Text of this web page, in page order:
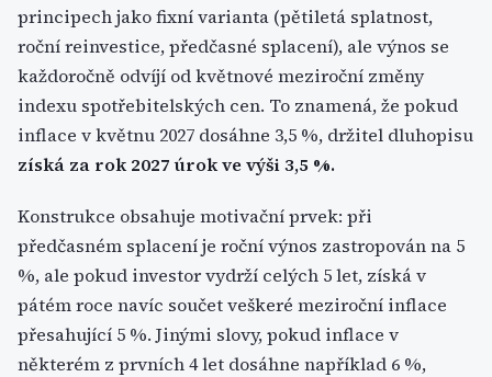
principech jako fixní varianta (pětiletá splatnost,
roční reinvestice, předčasné splacení), ale výnos se
každoročně odvíjí od květnové meziroční změny
indexu spotřebitelských cen. To znamená, že pokud
inflace v květnu 2027 dosáhne 3,5 %, držitel dluhopisu
získá za rok 2027 úrok ve výši 3,5 %.
Konstrukce obsahuje motivační prvek: při
předčasném splacení je roční výnos zastropován na 5
%, ale pokud investor vydrží celých 5 let, získá v
pátém roce navíc součet veškeré meziroční inflace
přesahující 5 %. Jinými slovy, pokud inflace v
některém z prvních 4 let dosáhne například 6 %,